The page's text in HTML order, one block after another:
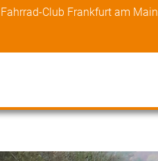
Club Frankfurt am Main